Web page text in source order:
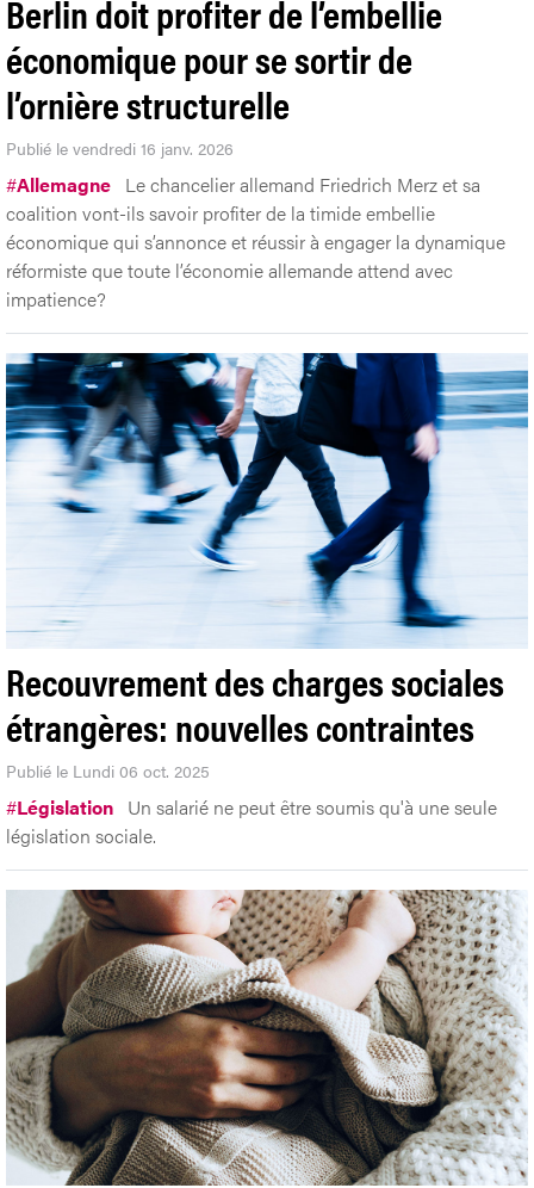
Berlin doit profiter de l’embellie
économique pour se sortir de
l’ornière structurelle
Publié le vendredi 16 janv. 2026
#Allemagne Le chancelier allemand Friedrich Merz et sa
coalition vont-ils savoir profiter de la timide embellie
économique qui s’annonce et réussir à engager la dynamique
réformiste que toute l’économie allemande attend avec
impatience?
Recouvrement des charges sociales
étrangères: nouvelles contraintes
Publié le Lundi 06 oct. 2025
#Législation Un salarié ne peut être soumis qu'à une seule
législation sociale.